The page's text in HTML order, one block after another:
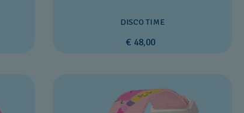
DISCO TIME
€ 48,00